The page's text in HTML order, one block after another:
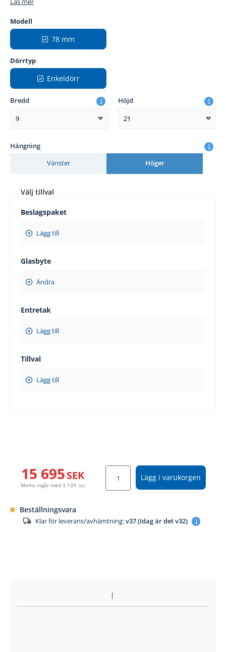
Läs mer
Modell
78 mm
Dörrtyp
Enkeldörr
Bredd
9
Höjd
21
Hängning
Vänster Höger
Välj tillval
Beslagspaket
Lägg till
Glasbyte
Ändra
Entretak
Lägg till
Tillval
Lägg till
Lägg i varukorgen
15 695SEK
Moms ingår med3 139 SEK
Beställningsvara
Klar för leverans/avhämtning:v37 (Idag är det v32)